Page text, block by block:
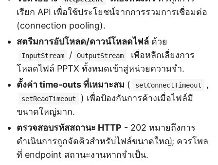
เรียก API เพื่อใช้ประโยชน์จากการรวมการเชื่อมต่อ
(connection pooling).
สตรีมการอัปโหลด/ดาวน์โหลดไฟล์ ด้วย
InputStream / OutputStream
เพื่อหลีกเลี่ยงการ
โหลดไฟล์ PPTX ทั้งหมดเข้าสู่หน่วยความจำ.
ตั้งค่า time‑outs ที่เหมาะสม ( setConnectTimeout ,
setReadTimeout
) เพื่อป้องกันการค้างเมื่อไฟล์มี
ขนาดใหญ่มาก.
ตรวจสอบรหัสสถานะ HTTP - 202 หมายถึงการ
ดำเนินการถูกจัดคิวสำหรับไฟล์ขนาดใหญ่; ควรโพล
ที่ endpoint สถานะงานหากจำเป็น.